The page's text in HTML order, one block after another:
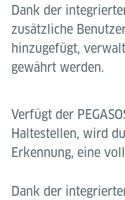
Dank der
zusätzliche
hinzugefügt,
gewährt werden.
Verfügt der
Haltestellen, wird
Erkennung, eine
Dank der